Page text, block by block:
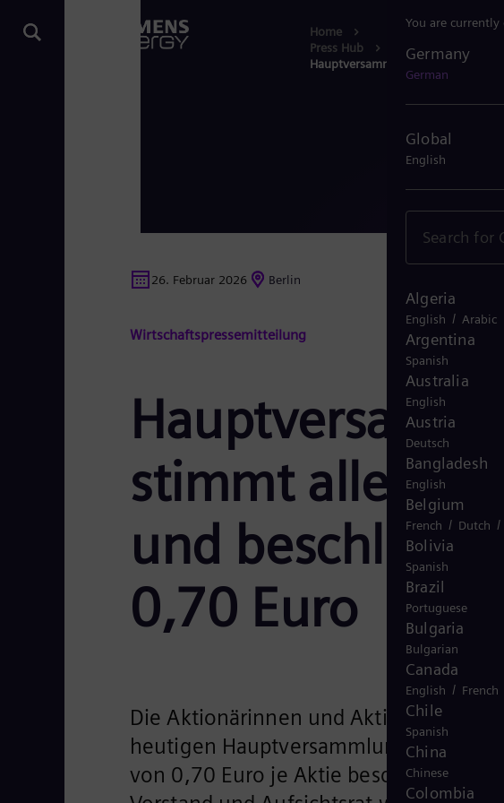
Home
Press Hub
Hauptversammlung von Siemens
26. Februar 2026 Berlin
Wirtschaftspressemitteilung
stimmt allen
und beschließt
0,70 Euro
Die Aktionärinnen und Aktionäre der
heutigen Hauptversammlung für das
von 0,70 Euro je Aktie beschlossen.
You are currently
Germany
German
Global
English
Algeria
English / Arabic
Argentina
Spanish
Australia
English
Austria
Deutsch
Bangladesh
English
Belgium
French / Dutch /
Bolivia
Spanish
Brazil
Portuguese
Bulgaria
Bulgarian
Canada
English / French
Chile
Spanish
China
Chinese
Colombia